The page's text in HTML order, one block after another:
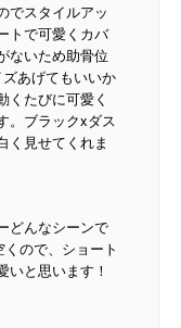
でスタイルアッ
トで可愛くカバ
ないため助骨位
あげてもいいか
くたびに可愛く
。ブラックxダス
く見せてくれま
どんなシーンで
ので、ショート
いと思います！